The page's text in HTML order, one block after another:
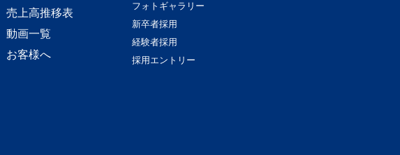
売上高推移表
動画一覧
お客様へ
フォトギャラリー
新卒者採用
経験者採用
採用エントリー